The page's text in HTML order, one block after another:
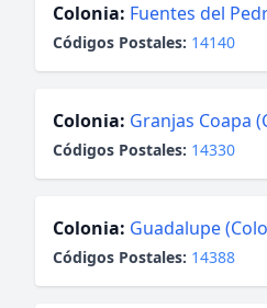
Colonia: Fuentes del
Códigos Postales: 14140
Colonia: Granjas Coapa
Códigos Postales: 14330
Colonia: Guadalupe
Códigos Postales: 14388